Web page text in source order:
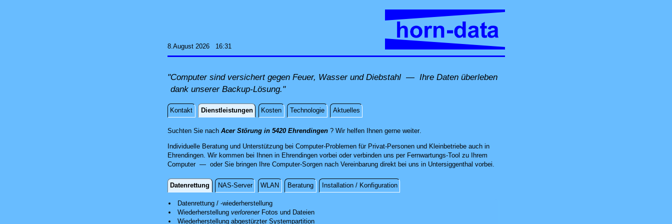
8.August 2026 16:31
"Computer sind versichert gegen Feuer, Wasser und Diebstahl — Ihre Daten überleben
dank unserer Backup-Lösung."
Kontakt Dienstleistungen Kosten Technologie Aktuelles
Dienstleistungen
Suchten Sie nach Acer Störung in 5420 Ehrendingen? Wir helfen Ihnen gerne weiterdirekt vor Ort in Ehrendingen, per Fernwartung oder in unserer Computer-Werkstatt in
.
Individuelle Beratung und Unterstützung bei Computer-Problemen für Privat-Personen und Kleinbetriebe auch in
Ehrendingen. Wir kommen bei Ihnen in Ehrendingen vorbei oder verbinden uns per Fernwartungs-Tool zu Ihrem
Computer — oder Sie bringen Ihre Computer-Sorgen nach Vereinbarung direkt bei uns in Untersiggenthal vorbei.
Datenrettung NAS-Server WLAN Beratung Installation / Konfiguration
Datenrettung
Datenrettung / -wiederherstellung
Wir retten Ihre verlorenen Daten mit professionellen Mitteln.
Nach einer ersten kostenfreien Sichtung des Schadens unterbreiten wir Ihnen ein Angebot.
Wiederherstellung verlorenerFotos und Dateien
Nach einer erfolgreichen Datenrettung stellen wir Ihre Fotos und andere Dateien auf einem neuen Datenträger
Wiederherstellung abgestürzter Systempartition